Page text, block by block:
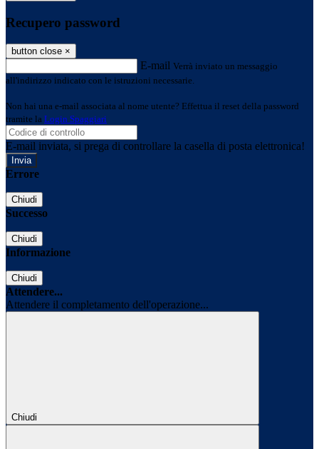
Recupero password
button close ×
E-mail Verrà inviato un messaggio
all'indirizzo indicato con le istruzioni necessarie.
Non hai una e-mail associata al nome utente? Effettua il reset della password
tramite la Login Spaggiari
E-mail inviata, si prega di controllare la casella di posta elettronica!
Errore
Chiudi
Successo
Chiudi
Informazione
Chiudi
Attendere...
Attendere il completamento dell'operazione...
Chiudi